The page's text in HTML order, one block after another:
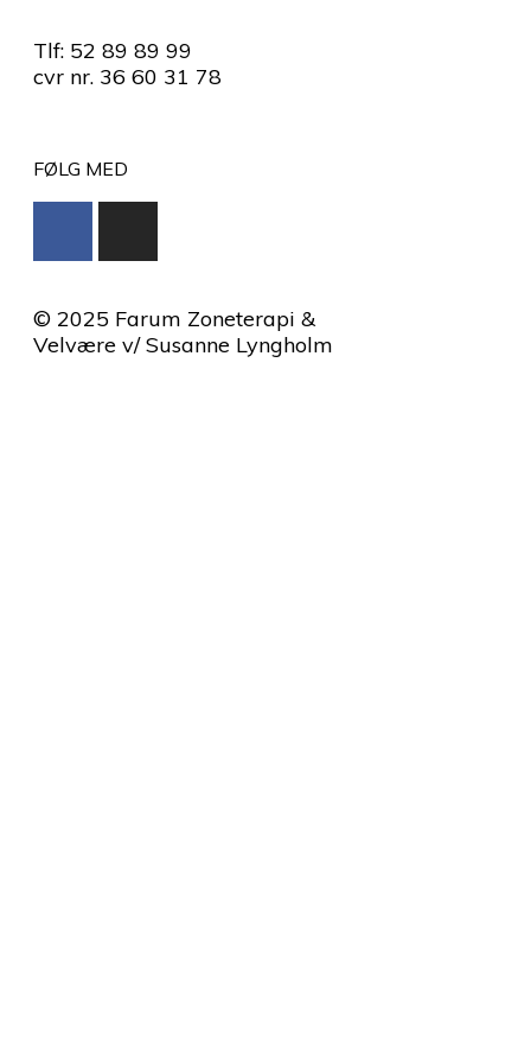
Tlf: 52 89 89 99
cvr nr. 36 60 31 78
FØLG MED
© 2025 Farum Zoneterapi &
Velvære v/ Susanne Lyngholm